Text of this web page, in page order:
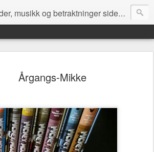
musikk og betraktninger siden 2008
Årgangs-Mikke